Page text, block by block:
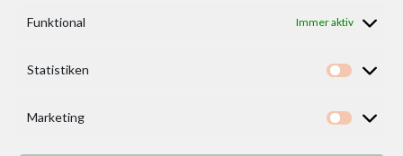
Funktional Immer aktiv
Statistiken
Marketing